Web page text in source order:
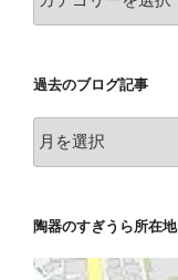
テ
ー
別
記
事
過去のブログ記事
去
ロ
グ
陶器のすぎうら所在地